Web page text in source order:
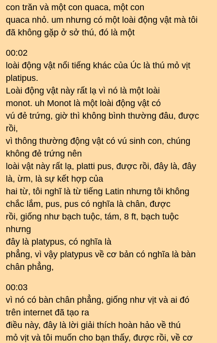
con trăn và một con quaca, một con
quaca nhỏ. um nhưng có một loài động vật mà tôi
đã không gặp ở sở thú, đó là một
00:02
loài động vật nổi tiếng khác của Úc là thú mỏ vịt
platipus.
Loài động vật này rất lạ vì nó là một loài
monot. uh Monot là một loài động vật có
vú đẻ trứng, giờ thì không bình thường đâu, được
rồi,
vì thông thường động vật có vú sinh con, chúng
không đẻ trứng nên
loài vật này rất lạ, platti pus, được rồi, đây là, đây
là, ừm, là sự kết hợp của
hai từ, tôi nghĩ là từ tiếng Latin nhưng tôi không
chắc lắm, pus, pus có nghĩa là chân, được
rồi, giống như bạch tuộc, tám, 8 ft, bạch tuộc
nhưng
đây là platypus, có nghĩa là
phẳng, vì vậy platypus về cơ bản có nghĩa là bàn
chân phẳng,
00:03
vì nó có bàn chân phẳng, giống như vịt và ai đó
trên internet đã tạo ra
điều này, đây là lời giải thích hoàn hảo về thú
mỏ vịt và tôi muốn cho bạn thấy, được rồi, về cơ